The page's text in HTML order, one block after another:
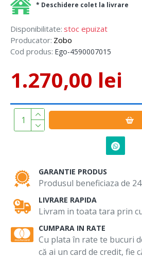
Disponibilitate: stoc epuizat
Producator: Zobo
Cod produs: Ego-4590007015
1.270,00 lei
* Deschidere colet la livrare
GARANTIE PRODUS
Produsul beneficiaza de
LIVRARE RAPIDA
Livram in toata tara prin
CUMPARA IN RATE
Cu plata în rate te bucuri
că ai un card de credit, fie